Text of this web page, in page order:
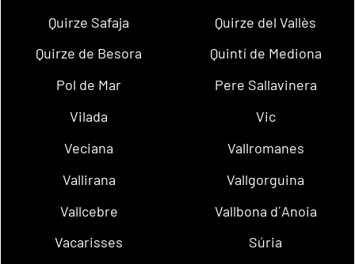
Quirze Safaja
Quirze del Vallès
Quirze de Besora
Quintí de Mediona
Pol de Mar
Pere Sallavinera
Vilada
Vic
Veciana
Vallromanes
Vallirana
Vallgorguina
Vallcebre
Vallbona d´Anoia
Vacarisses
Súria